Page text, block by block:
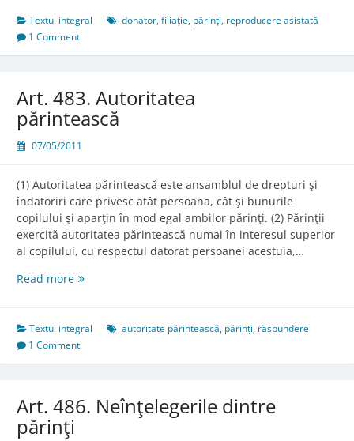
filiaţiei
Textul integral donator,filiație, părinți, reproducere asistată
1 Comment
Art. 483. Autoritatea
părintească
07/05/2011
(1) Autoritatea părintească este ansamblul de drepturi şi
îndatoriri care privesc atât persoana, cât şi bunurile
copilului şi aparţin în mod egal ambilor părinţi. (2) Părinţii
exercită autoritatea părintească numai în interesul superior
al copilului, cu respectul datorat persoanei acestuia,…
Read moreArt.
părintească
Textul integral autoritate părintească, părinți, răspundere
1 Comment
Art. 486. Neînţelegerile dintre
părinţi